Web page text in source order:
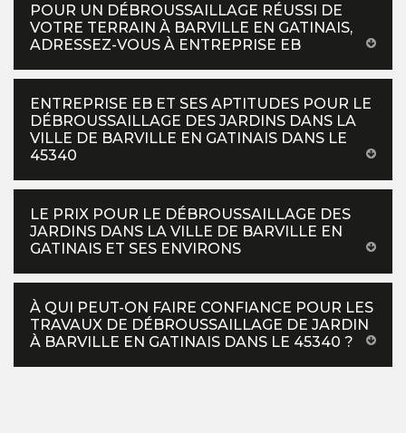
POUR UN DÉBROUSSAILLAGE RÉUSSI DE
VOTRE TERRAIN À BARVILLE EN GATINAIS,
ADRESSEZ-VOUS À ENTREPRISE EB
ENTREPRISE EB ET SES APTITUDES POUR LE
DÉBROUSSAILLAGE DES JARDINS DANS LA
VILLE DE BARVILLE EN GATINAIS DANS LE
45340
LE PRIX POUR LE DÉBROUSSAILLAGE DES
JARDINS DANS LA VILLE DE BARVILLE EN
GATINAIS ET SES ENVIRONS
À QUI PEUT-ON FAIRE CONFIANCE POUR LES
TRAVAUX DE DÉBROUSSAILLAGE DE JARDIN
À BARVILLE EN GATINAIS DANS LE 45340 ?